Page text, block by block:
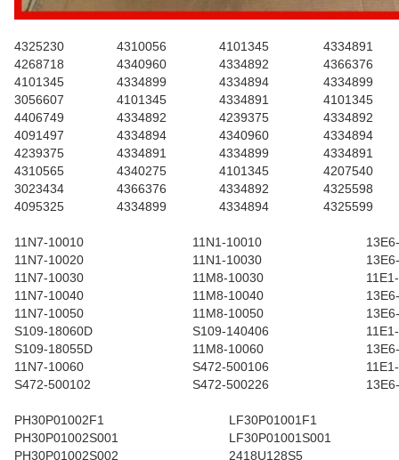
4325230 4310056 4101345
4334891
4268718
4340960 4334892
4366376
4101345
4334899 4334894
4334899
3056607
4101345 4334891
4101345
4406749
4334892 4239375
4334892
4091497
4334894 4340960
4334894
4239375
4334891 4334899
4334891
4310565
4340275 4101345
4207540
3023434
4366376 4334892
4325598
4095325
4334899 4334894 4325599
11N7-10010 11N1-10010
11N7-10020
11N1-10030
11N7-10030
11M8-10030
11N7-10040
11M8-10040
11N7-10050
11M8-10050
S109-18060D
S109-140406
S109-18055D
11M8-10060
11N7-10060
S472-500106
S472-500102
S472-500226
PH30P01002F1
LF30P01001F1
PH30P01002S001
LF30P01001S001
PH30P01002S002
2418U128S5